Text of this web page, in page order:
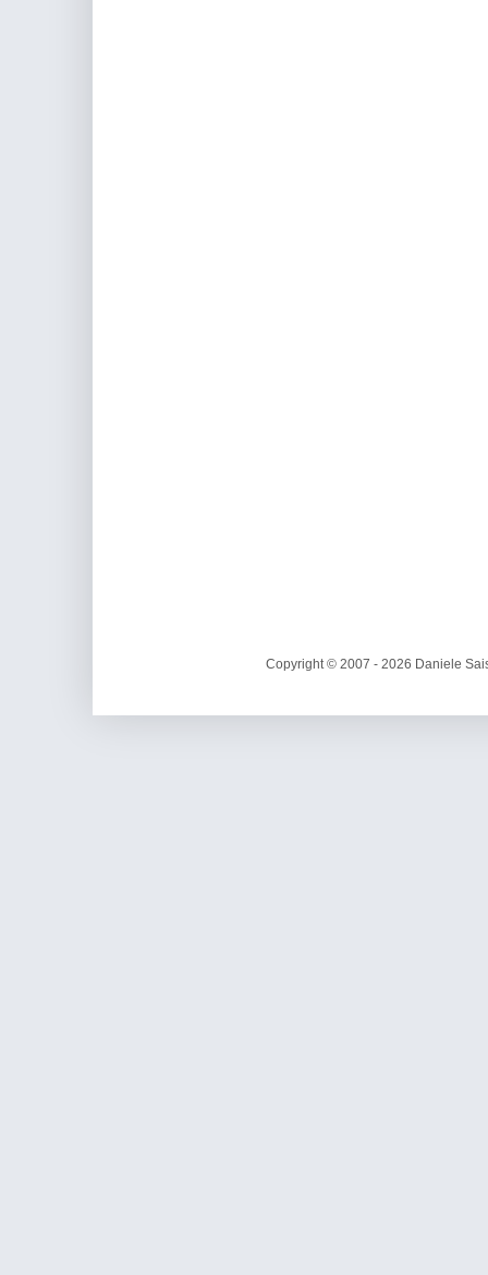
Copyright © 2007 - 2026 Daniele